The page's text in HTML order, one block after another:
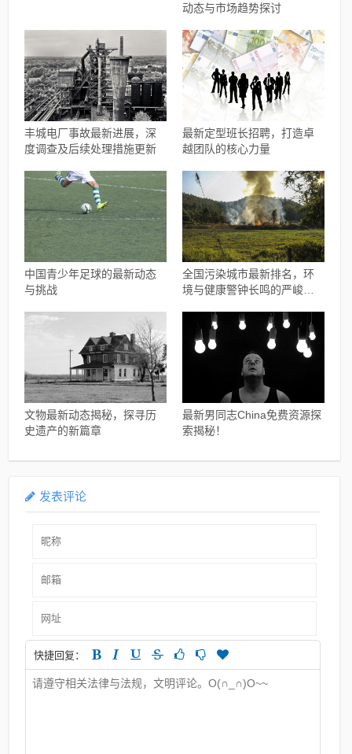
动态与市场趋势探讨
丰城电厂事故最新进展，深
度调查及后续处理措施更新
最新定型班长招聘，打造卓
越团队的核心力量
中国青少年足球的最新动态
与挑战
全国污染城市最新排名，环
境与健康警钟长鸣的严峻现
文物最新动态揭秘，探寻历
史遗产的新篇章
最新男同志China免费资源探
索揭秘！
发表评论
快捷回复：